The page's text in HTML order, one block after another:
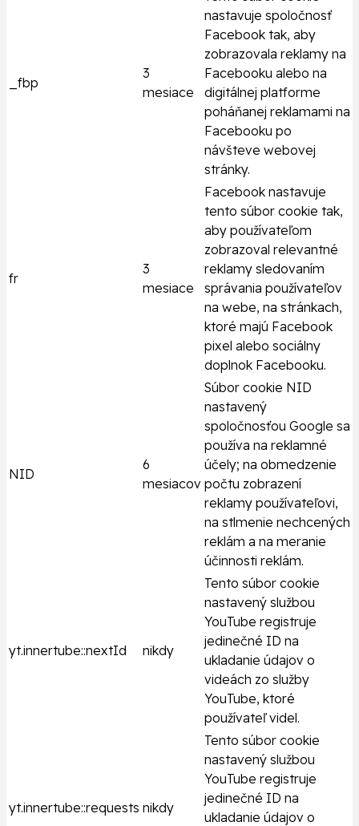
_fbp
3
mesiace
nastavuje spoločnosť
Facebook tak, aby
zobrazovala reklamy na
Facebooku alebo na
digitálnej platforme
poháňanej reklamami na
Facebooku po
návšteve webovej
stránky.
fr
3
mesiace
Facebook nastavuje
tento súbor cookie tak,
aby používateľom
zobrazoval relevantné
reklamy sledovaním
správania používateľov
na webe, na stránkach,
ktoré majú Facebook
pixel alebo sociálny
doplnok Facebooku.
NID
6
mesiacov
Súbor cookie NID
nastavený
spoločnosťou Google sa
používa na reklamné
účely; na obmedzenie
počtu zobrazení
reklamy používateľovi,
na stlmenie nechcených
reklám a na meranie
účinnosti reklám.
yt.innertube::nextId nikdy
Tento súbor cookie
nastavený službou
YouTube registruje
jedinečné ID na
ukladanie údajov o
videách zo služby
YouTube, ktoré
používateľ videl.
yt.innertube::requests nikdy
Tento súbor cookie
nastavený službou
YouTube registruje
jedinečné ID na
ukladanie údajov o